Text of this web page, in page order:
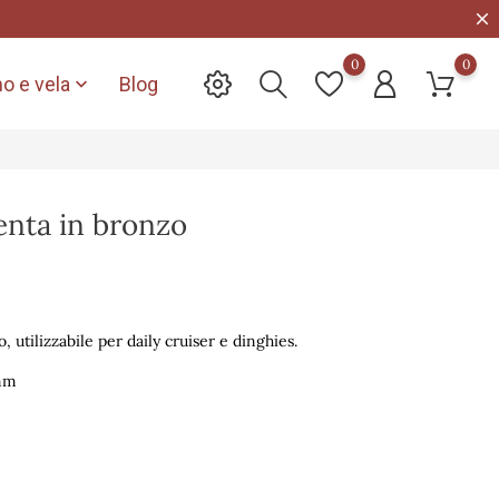
e vela  Blog
0 0
in bronzo
utilizzabile per daily cruiser e dinghies.